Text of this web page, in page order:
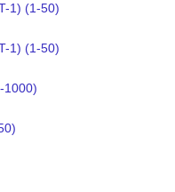
1) (1-50)
1) (1-50)
1000)